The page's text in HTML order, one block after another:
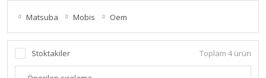
Matsuba Mobis Oem
Stoktakiler Toplam 4 ürün